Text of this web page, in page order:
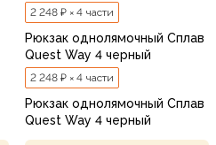
2 248 ₽ × 4 части
Рюкзак однолямочный Сплав
Quest Way 4 черный
2 248 ₽ × 4 части
Рюкзак однолямочный Сплав
Quest Way 4 черный